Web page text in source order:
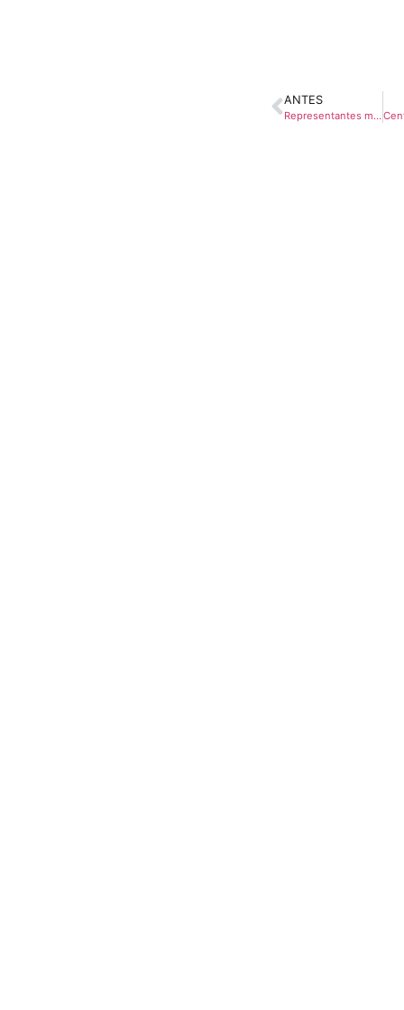
ANTES
Representantes municipais apresentam sugestões ao projeto do ISS que tramita no Congresso